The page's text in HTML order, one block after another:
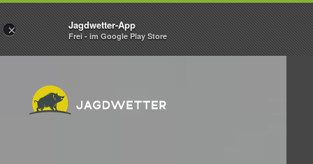
× Jagdwetter-App
Frei - im Google Play Store